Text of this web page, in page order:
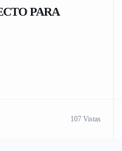
PARA
107 Vistas